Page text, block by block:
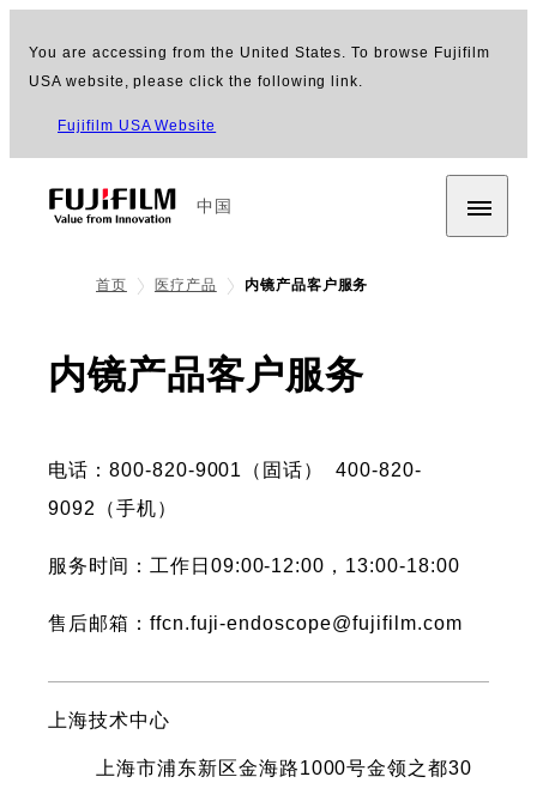
You are accessing from the United States. To browse Fujifilm
USA website, please click the following link.
Fujifilm USA Website
中国
首页 医疗产品 内镜产品客户服务
内镜产品客户服务
电话：800-820-9001（固话） 400-820-
9092（手机）
服务时间：工作日09:00-12:00，13:00-18:00
售后邮箱：ffcn.fuji-endoscope@fujifilm.com
上海技术中心
上海市浦东新区金海路1000号金领之都30